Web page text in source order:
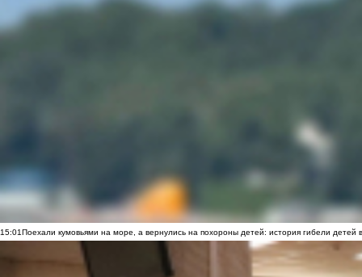
15:01Поехали кумовьями на море, а вернулись на похороны детей: история гибели детей